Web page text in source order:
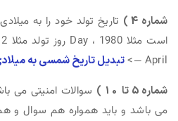
شماره 4 )
April —>
تبدیل تاریخ شمسی به
شماره 5 تا 10 )
سوالات امنیتی می
می باشد و باید همواره هم سوال و